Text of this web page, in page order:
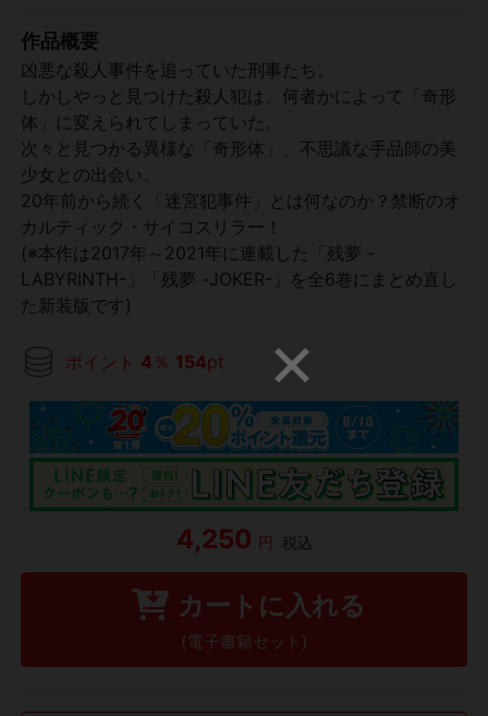
作品概要
凶悪な殺人事件を追っていた刑事たち。
しかしやっと見つけた殺人犯は、何者かによって「奇形
体」に変えられてしまっていた。
次々と見つかる異様な「奇形体」、不思議な手品師の美
少女との出会い。
20年前から続く「迷宮犯事件」とは何なのか？禁断のオ
カルティック・サイコスリラー！
(※本作は2017年～2021年に連載した「残夢 -
LABYRINTH-」「残夢 -JOKER-」を全6巻にまとめ直し
た新装版です)
ポイント 4 ％ 154pt
4,250 円 税込
カートに入れる
(電子書籍セット)